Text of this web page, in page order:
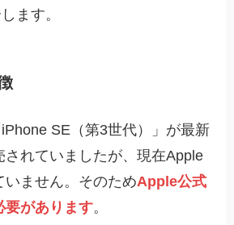
ます。
SE（第3世代）」が最新
されていましたが、現在Apple
いません。そのためApple公式
要があります。